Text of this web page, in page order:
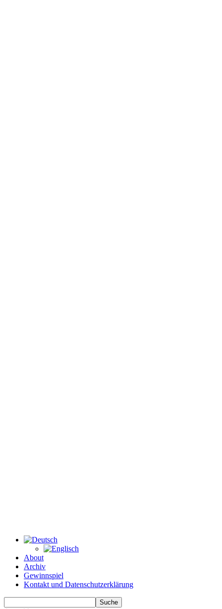
About
Archiv
Gewinnspiel
Kontakt und Datenschutzerklärung